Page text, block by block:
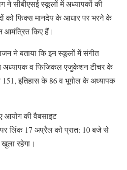
ने सीबीएसई स्कूलों में अध्यापकों की
को फिक्स मानदेय के आधार पर भरने के
किए हैं।
ने बताया कि इन स्कूलों में संगीत
अध्यापक व फिजिकल एजुकेशन टीचर के
151, इतिहास के 86 व भूगोल के अध्यापक
आयोग की वैबसाइट
लिंक 17 अप्रैल को प्रात: 10 बजे से
रहेगा।